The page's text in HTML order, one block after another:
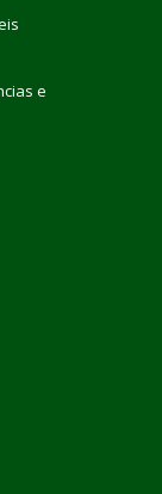
e